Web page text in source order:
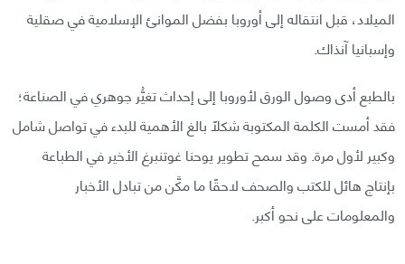
الميلاد، قبل انتقاله إلى أوروبا بفضل الموانئ الإسلامية في صقلية
وإسبانيا آنذاك.
بالطبع أدى وصول الورق لأوروبا إلى إحداث تغيُّر جوهري في الصناعة؛
فقد أمست الكلمة المكتوبة شكلًا بالغ الأهمية للبدء في تواصل شامل
وكبير لأول مرة. وقد سمح تطوير يوحنا غوتنبرغ الأخير في الطباعة
بإنتاج هائل للكتب والصحف لاحقًا ما مكَّن من تبادل الأخبار
والمعلومات على نحو أكبر.